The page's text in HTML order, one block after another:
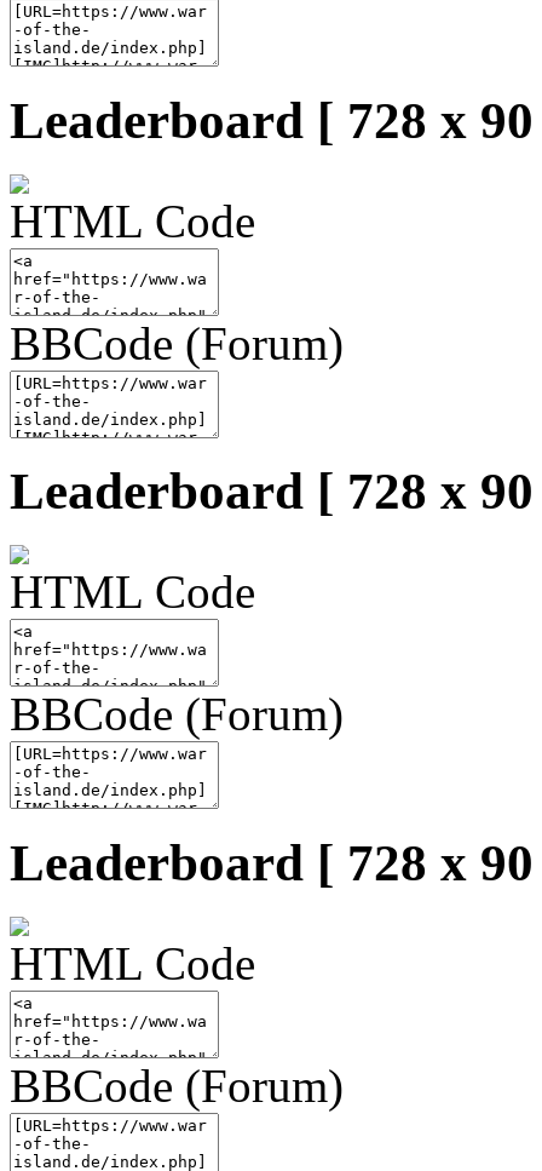
Leaderboard [ 728 x
HTML Code
BBCode (Forum)
Leaderboard [ 728 x
HTML Code
BBCode (Forum)
Leaderboard [ 728 x
HTML Code
BBCode (Forum)